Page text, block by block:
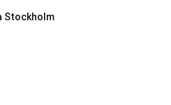
Stockholm